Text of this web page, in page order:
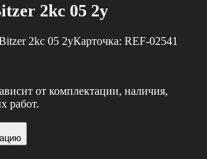
2kc 05 2y
2kc 05 2yКарточка: REF-02541
от комплектации, наличия,
работ.